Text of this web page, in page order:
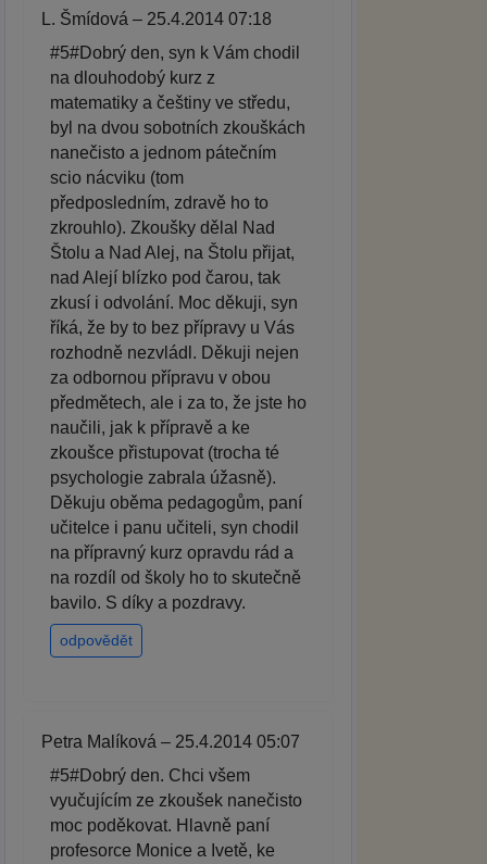
L. Šmídová – 25.4.2014 07:18
#5#Dobrý den, syn k Vám chodil
na dlouhodobý kurz z
matematiky a češtiny ve středu,
byl na dvou sobotních zkouškách
nanečisto a jednom pátečním
scio nácviku (tom
předposledním, zdravě ho to
zkrouhlo). Zkoušky dělal Nad
Štolu a Nad Alej, na Štolu přijat,
nad Alejí blízko pod čarou, tak
zkusí i odvolání. Moc děkuji, syn
říká, že by to bez přípravy u Vás
rozhodně nezvládl. Děkuji nejen
za odbornou přípravu v obou
předmětech, ale i za to, že jste ho
naučili, jak k přípravě a ke
zkoušce přistupovat (trocha té
psychologie zabrala úžasně).
Děkuju oběma pedagogům, paní
učitelce i panu učiteli, syn chodil
na přípravný kurz opravdu rád a
na rozdíl od školy ho to skutečně
bavilo. S díky a pozdravy.
odpovědět
Petra Malíková – 25.4.2014 05:07
#5#Dobrý den. Chci všem
vyučujícím ze zkoušek nanečisto
moc poděkovat. Hlavně paní
profesorce Monice a Ivetě, ke